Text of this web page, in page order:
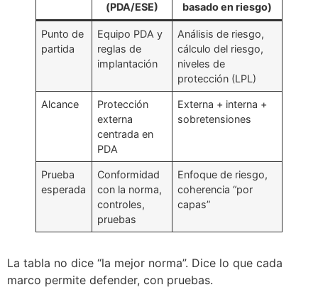
(PDA/ESE)
basado en riesgo)
Punto de
partida
Equipo PDA y
reglas de
implantación
Análisis de riesgo,
cálculo del riesgo,
niveles de
protección (LPL)
Alcance
Protección
externa
centrada en
PDA
Externa + interna +
sobretensiones
Prueba
esperada
Conformidad
con la norma,
controles,
pruebas
Enfoque de riesgo,
coherencia “por
capas”
La tabla no dice “la mejor norma”. Dice lo que cada
marco permite defender, con pruebas.